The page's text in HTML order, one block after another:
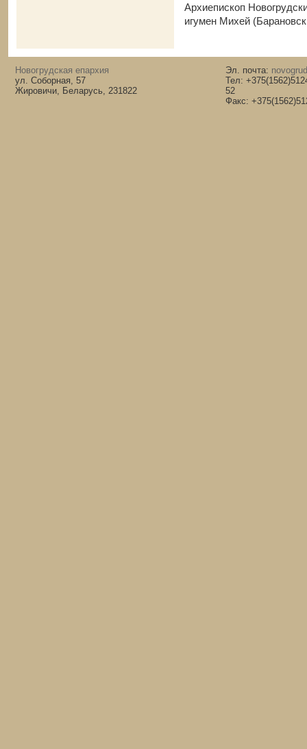
Архиепископ
игумен Михей
Новогрудская епархия
ул. Соборная, 57
Жировичи, Беларусь, 231822
Эл. почта:
Тел:
52
Факс: